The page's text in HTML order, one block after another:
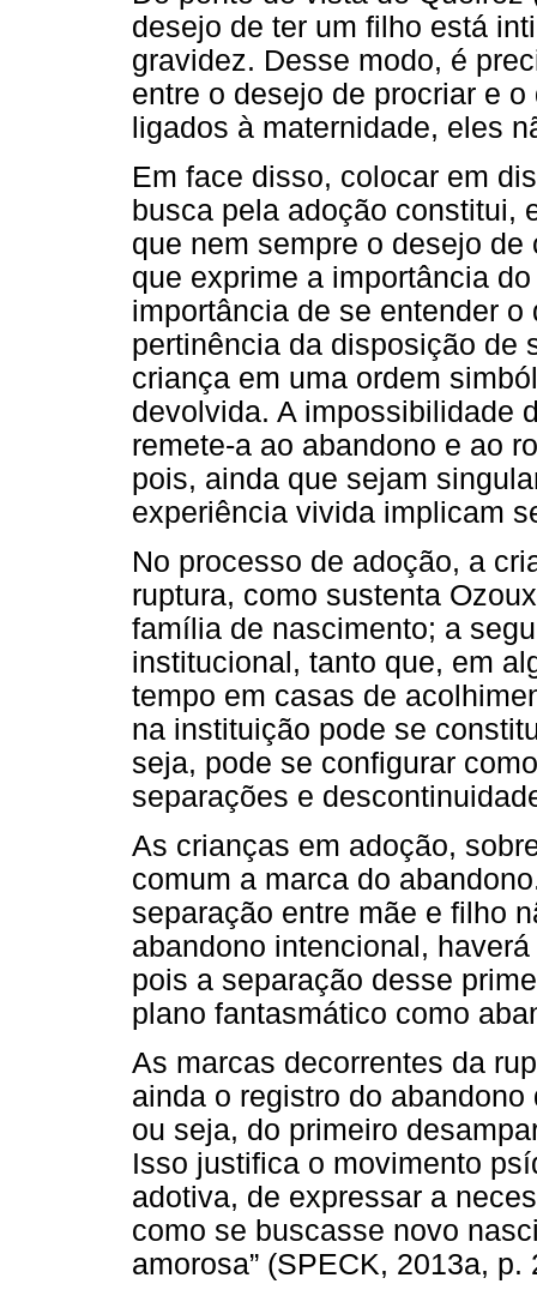
desejo de ter um filho está
gravidez. Desse modo, é
entre o desejo de procriar e
ligados à maternidade, eles
Em face disso, colocar em
busca pela adoção constitui,
que nem sempre o desejo
que exprime a importância
importância de se entender
pertinência da disposição de
criança em uma ordem
devolvida. A impossibilidade
remete-a ao abandono e ao
pois, ainda que sejam
experiência vivida implicam
No processo de adoção, a
ruptura, como sustenta
família de nascimento; a
institucional, tanto que, em
tempo em casas de
na instituição pode se
seja, pode se configurar
separações e
As crianças em adoção,
comum a marca do
separação entre mãe e filho
abandono intencional,
pois a separação desse
plano fantasmático como
As marcas decorrentes da
ainda o registro do
ou seja, do primeiro
Isso justifica o movimento
adotiva, de expressar a
como se buscasse novo
amorosa” (SPECK, 2013a, p.